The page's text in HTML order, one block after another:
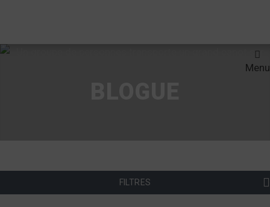
Menu
FILTRES